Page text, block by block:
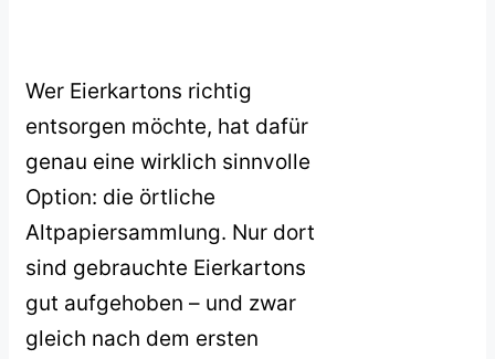
Wer Eierkartons richtig
entsorgen möchte, hat dafür
genau eine wirklich sinnvolle
Option: die örtliche
Altpapiersammlung. Nur dort
sind gebrauchte Eierkartons
gut aufgehoben – und zwar
gleich nach dem ersten